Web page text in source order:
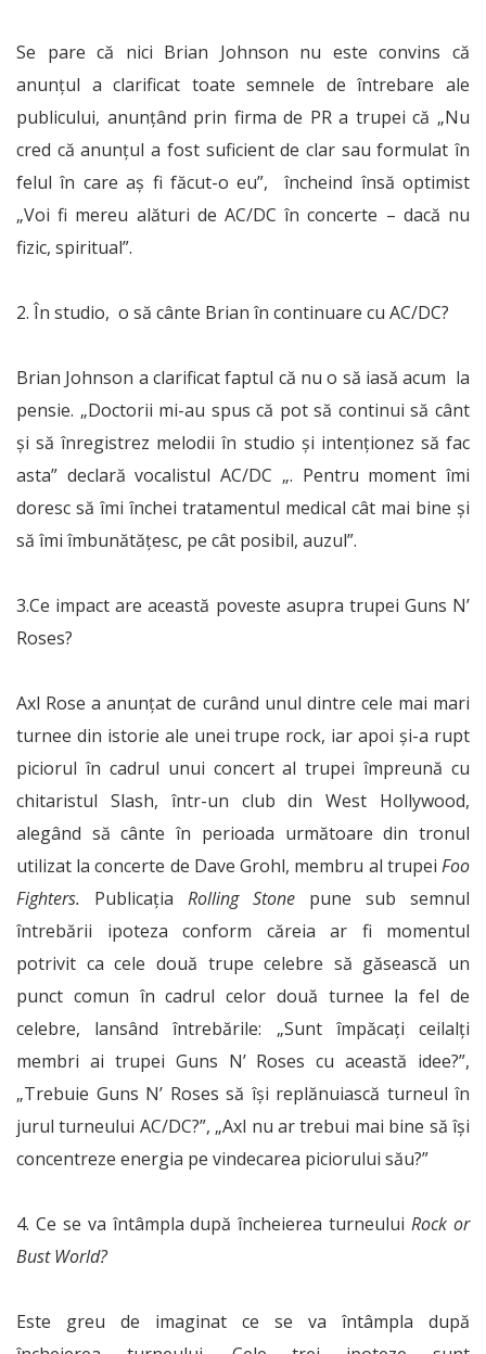
Se pare că nici Brian Johnson nu este convins că
anunțul a clarificat toate semnele de întrebare ale
publicului, anunțând prin firma de PR a trupei că „Nu
cred că anunțul a fost suficient de clar sau formulat în
felul în care aș fi făcut-o eu”, încheind însă optimist
„Voi fi mereu alături de AC/DC în concerte – dacă nu
fizic, spiritual”.
2. În studio, o să cânte Brian în continuare cu AC/DC?
Brian Johnson a clarificat faptul că nu o să iasă acum la
pensie. „Doctorii mi-au spus că pot să continui să cânt
și să înregistrez melodii în studio și intenționez să fac
asta” declară vocalistul AC/DC „. Pentru moment îmi
doresc să îmi închei tratamentul medical cât mai bine și
să îmi îmbunătățesc, pe cât posibil, auzul”.
3.Ce impact are această poveste asupra trupei Guns N’
Roses?
Axl Rose a anunțat de curând unul dintre cele mai mari
turnee din istorie ale unei trupe rock, iar apoi și-a rupt
piciorul în cadrul unui concert al trupei împreună cu
chitaristul Slash, într-un club din West Hollywood,
alegând să cânte în perioada următoare din tronul
utilizat la concerte de Dave Grohl, membru al trupei Foo
Fighters. Publicația Rolling Stone pune sub semnul
întrebării ipoteza conform căreia ar fi momentul
potrivit ca cele două trupe celebre să găsească un
punct comun în cadrul celor două turnee la fel de
celebre, lansând întrebările: „Sunt împăcați ceilalți
membri ai trupei Guns N’ Roses cu această idee?”,
„Trebuie Guns N’ Roses să își replănuiască turneul în
jurul turneului AC/DC?”, „Axl nu ar trebui mai bine să își
concentreze energia pe vindecarea piciorului său?”
4. Ce se va întâmpla după încheierea turneuluiRock or
Bust World?
Este greu de imaginat ce se va întâmpla după